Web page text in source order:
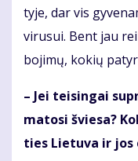
ty­je, dar vis
vi­ru­sui. Bent jau
bo­ji­mų, ko­kių
– Jei tei­sin­gai
ma­to­si švie­sa?
ties Lie­tu­va ir jos